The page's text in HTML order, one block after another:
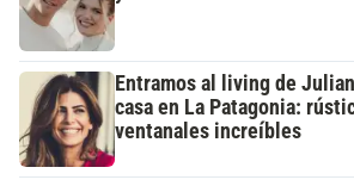
Entramos al living de
casa en La Patagonia:
ventanales increíbles